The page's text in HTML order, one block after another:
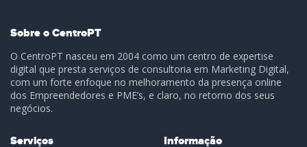
Sobre o CentroPT
O CentroPT nasceu em 2004 como um centro de expertise
digital que presta serviços de consultoria em Marketing Digital,
com um forte enfoque no melhoramento da presença online
dos Empreendedores e PME’s, e claro, no retorno dos seus
negócios.
Serviços Informação